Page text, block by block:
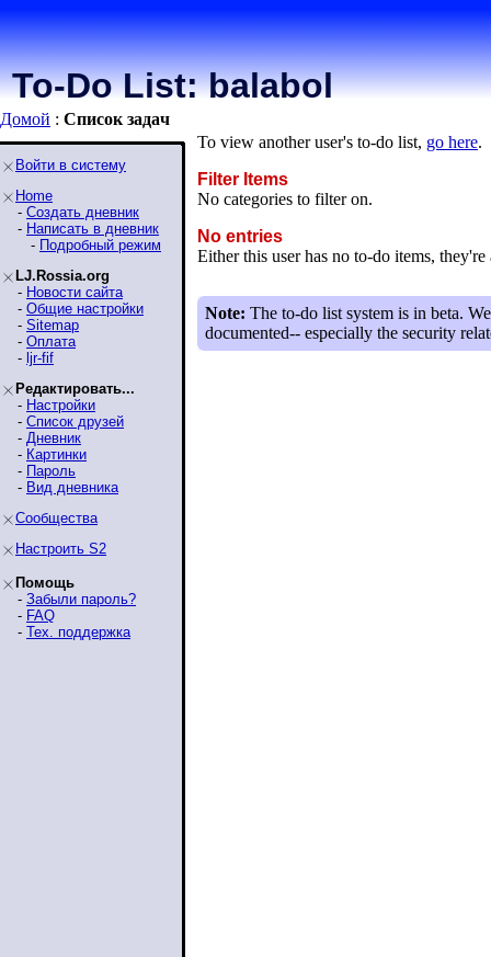
To-Do List: balabol
Домой : Список задaч
Войти в систему
Home
- Создать дневник
- Написать в дневник
- Подробный режим
LJ.Rossia.org
- Новости сайта
- Общие настройки
- Sitemap
- Оплата
- ljr-fif
Редактировать...
- Настройки
- Список друзей
- Дневник
- Картинки
- Пароль
- Вид дневника
Сообщества
Настроить S2
Помощь
- Забыли пароль?
- FAQ
- Тех. поддержка
To view another user's to-do list, go here.
Filter Items
No categories to filter on.
No entries
Either this user has no to-do items,
Note: The to-do list system is in beta.
documented-- especially the security